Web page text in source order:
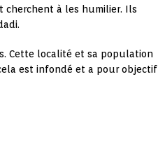
cherchent à les humilier. Ils
Cette localité et sa population
est infondé et a pour objectif